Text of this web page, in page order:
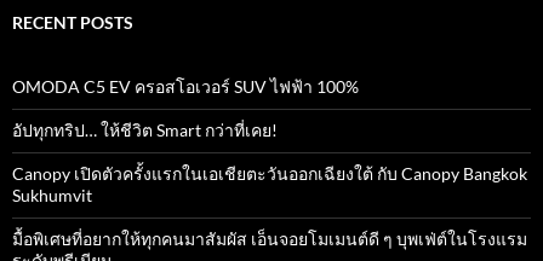
RECENT POSTS
OMODA C5 EV ครอสโอเวอร์ SUV ไฟฟ้า 100%
อัปทุกทริป… ให้ชีวิต Smart กว่าที่เคย!
Canopy เปิดตัวครั้งแรกในเอเชียตะวันออกเฉียงใต้ กับ Canopy Bangkok
Sukhumvit
มื้อพิเศษที่อยากให้ทุกคนมาสัมผัส เอ็นจอยโมเมนต์ดี ๆ บุพเฟ่ต์ในโรงแรม